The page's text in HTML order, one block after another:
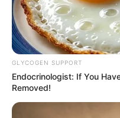
GLYCOGEN SUPPORT
Endocrinologist: If You
Removed!